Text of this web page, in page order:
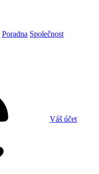
Poradna Společnost
Váš účet